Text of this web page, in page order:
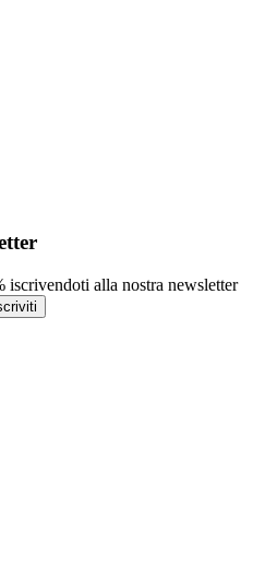
alla nostra newsletter